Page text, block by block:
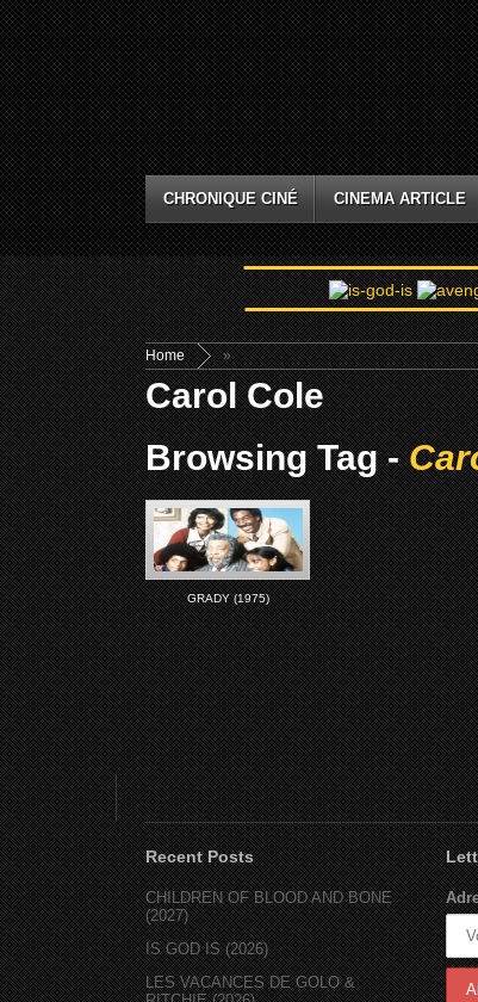
CHRONIQUE CINÉ CINEMA ARTICLE
Home »
Carol Cole
Browsing Tag -
GRADY (1975)
Recent Posts
CHILDREN OF BLOOD AND BONE
(2027)
IS GOD IS (2026)
LES VACANCES DE GOLO &